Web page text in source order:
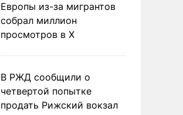
Европы из-за мигрантов
собрал миллион
просмотров в X
В РЖД сообщили о
четвертой попытке
продать Рижский вокзал